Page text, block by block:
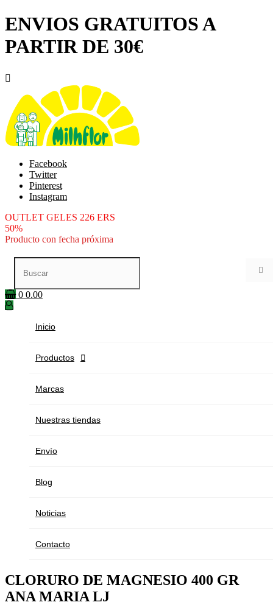
ENVIOS GRATUITOS A
PARTIR DE 30€

Facebook
Twitter
Pinterest
Instagram
OUTLET GELES 226 ERS
50%
Producto con fecha próxima

0 0.00
Inicio
Productos 
Marcas
Nuestras tiendas
Envío
Blog
Noticias
Contacto
CLORURO DE MAGNESIO 400 GR
ANA MARIA LJ